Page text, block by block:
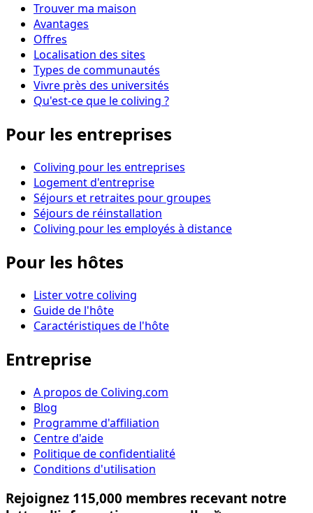
Trouver ma maison
Avantages
Offres
Localisation des sites
Types de communautés
Vivre près des universités
Qu'est-ce que le coliving ?
Pour les entreprises
Coliving pour les entreprises
Logement d'entreprise
Séjours et retraites pour groupes
Séjours de réinstallation
Coliving pour les employés à distance
Pour les hôtes
Lister votre coliving
Guide de l'hôte
Caractéristiques de l'hôte
Entreprise
A propos de Coliving.com
Blog
Programme d'affiliation
Centre d'aide
Politique de confidentialité
Conditions d'utilisation
Rejoignez 115,000 membres recevant notre